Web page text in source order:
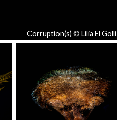
Corruption(s) © Lilia El Golli